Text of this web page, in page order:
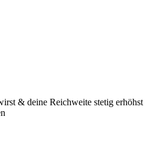
& deine Reichweite stetig erhöhst